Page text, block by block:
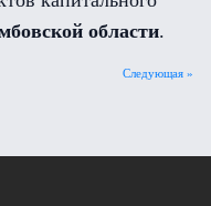
области.
Следующая »